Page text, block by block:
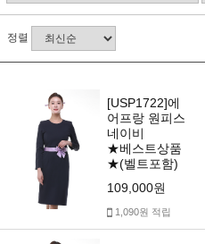
정렬
[USP1722]에
어프랑 원피스
네이비
★베스트상품
★(벨트포함)
109,000원
1,090원 적립